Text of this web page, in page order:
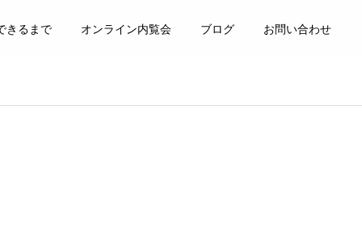
きるまで オンライン内覧会 ブログ お問い合わせ